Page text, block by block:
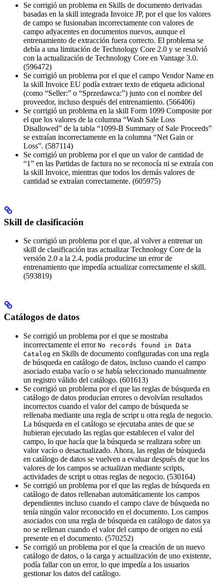
Se corrigió un problema en Skills de documento derivadas
basadas en la skill integrada Invoice JP, por el que los valores
de campo se fusionaban incorrectamente con valores de
campo adyacentes en documentos nuevos, aunque el
entrenamiento de extracción fuera correcto. El problema se
debía a una limitación de Technology Core 2.0 y se resolvió
con la actualización de Technology Core en Vantage 3.0.
(596472)
Se corrigió un problema por el que el campo Vendor Name en
la skill Invoice EU podía extraer texto de etiqueta adicional
(como “Seller:” o “Sprzedawca:”) junto con el nombre del
proveedor, incluso después del entrenamiento. (566406)
Se corrigió un problema en la skill Form 1099 Composite por
el que los valores de la columna “Wash Sale Loss
Disallowed” de la tabla “1099-B Summary of Sale Proceeds”
se extraían incorrectamente en la columna “Net Gain or
Loss”. (587114)
Se corrigió un problema por el que un valor de cantidad de
“1” en las Partidas de factura no se reconocía ni se extraía con
la skill Invoice, mientras que todos los demás valores de
cantidad se extraían correctamente. (605975)
Skill de clasificación
Se corrigió un problema por el que, al volver a entrenar un
skill de clasificación tras actualizar Technology Core de la
versión 2.0 a la 2.4, podía producirse un error de
entrenamiento que impedía actualizar correctamente el skill.
(593819)
Catálogos de datos
Se corrigió un problema por el que se mostraba
incorrectamente el error No records found in Data
Catalog en Skills de documento configuradas con una regla
de búsqueda en catálogo de datos, incluso cuando el campo
asociado estaba vacío o se había seleccionado manualmente
un registro válido del catálogo. (601613)
Se corrigió un problema por el que las reglas de búsqueda en
catálogo de datos producían errores o devolvían resultados
incorrectos cuando el valor del campo de búsqueda se
rellenaba mediante una regla de script u otra regla de negocio.
La búsqueda en el catálogo se ejecutaba antes de que se
hubieran ejecutado las reglas que establecen el valor del
campo, lo que hacía que la búsqueda se realizara sobre un
valor vacío o desactualizado. Ahora, las reglas de búsqueda
en catálogo de datos se vuelven a evaluar después de que los
valores de los campos se actualizan mediante scripts,
actividades de script u otras reglas de negocio. (530164)
Se corrigió un problema por el que las reglas de búsqueda en
catálogo de datos rellenaban automáticamente los campos
dependientes incluso cuando el campo clave de búsqueda no
tenía ningún valor reconocido en el documento. Los campos
asociados con una regla de búsqueda en catálogo de datos ya
no se rellenan cuando el valor del campo de origen no está
presente en el documento. (570252)
Se corrigió un problema por el que la creación de un nuevo
catálogo de datos, o la carga y actualización de uno existente,
podía fallar con un error, lo que impedía a los usuarios
gestionar los datos del catálogo.